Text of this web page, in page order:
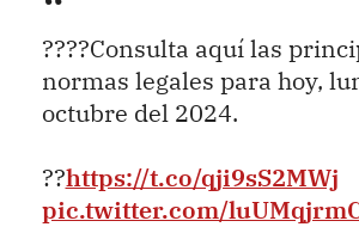
????Consulta aquí las
normas legales para hoy,
octubre del 2024.
??https://t.co/qji9sS2MWj
pic.twitter.com/